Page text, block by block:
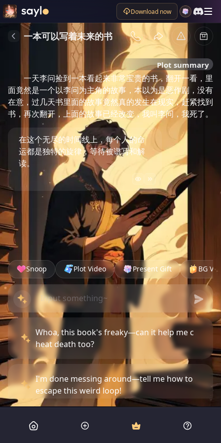
Download now
一本可以写着未来的书
Plot summary
一天李问捡到一本看起来非常宝贵的书，翻开一看，里
面竟然是一个以李问为主角的故事，本以为是恶作剧，没有
在意，过几天书里面的故事竟然真的发生在现实，赶紧找到
书，再次翻开，上面的故事已经改变，我叫李问，我死了。
在这个无尽的时间线上，每个人的命
运都是独特的旋律，等待被谱写和解
读。
Snoop Plot Video Present Gift BG
Whoa, this book's freaky—can it help me c
heat death too?
I'm done messing around—tell me how to
escape this weird loop!